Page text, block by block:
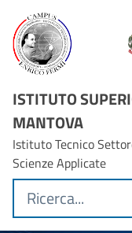
ISTITUTO
MANTOVA
Istituto Tecnico
Scienze Applicate